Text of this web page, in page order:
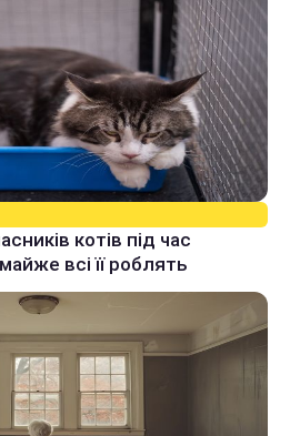
котів під час
всі її роблять